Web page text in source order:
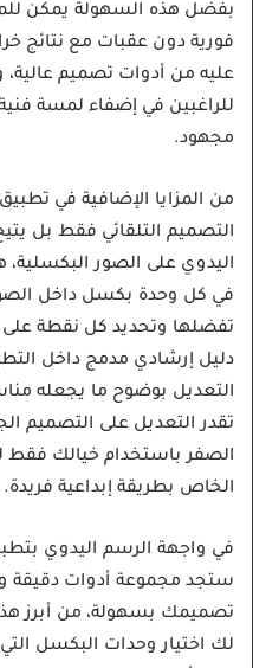
بفضل هذه السهولة يمكن
فورية دون عقبات مع نتائج
عليه من أدوات تصميم عالية،
للراغبين في إضفاء لمسة
مجهود.
التصميم التلقائي فقط بل
اليدوي على الصور البكسلية،
في كل وحدة بكسل داخل
تفضلها وتحديد كل نقطة
دليل إرشادي مدمج داخل
التعديل بوضوح ما يجعله
تقدر التعديل على التصميم
الصفر باستخدام خيالك فقط
الخاص بطريقة إبداعية فريدة.
ستجد مجموعة أدوات دقيقة
تصميمك بسهولة، من أبرز هذه
لك اختيار وحدات البكسل